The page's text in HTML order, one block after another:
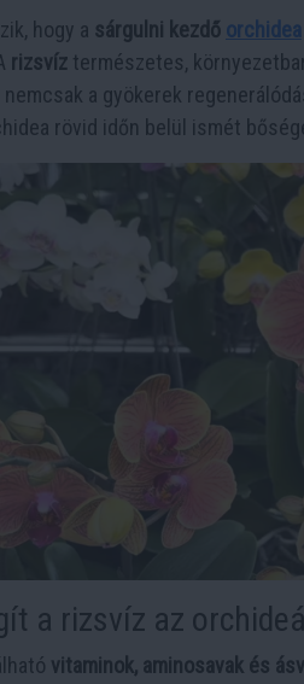
hogy a sárgulni kezdő orchidea
rizsvíz természetes,
nemcsak a gyökerek
rövid időn belül ismét
a rizsvíz az
vitaminok, aminosavak és